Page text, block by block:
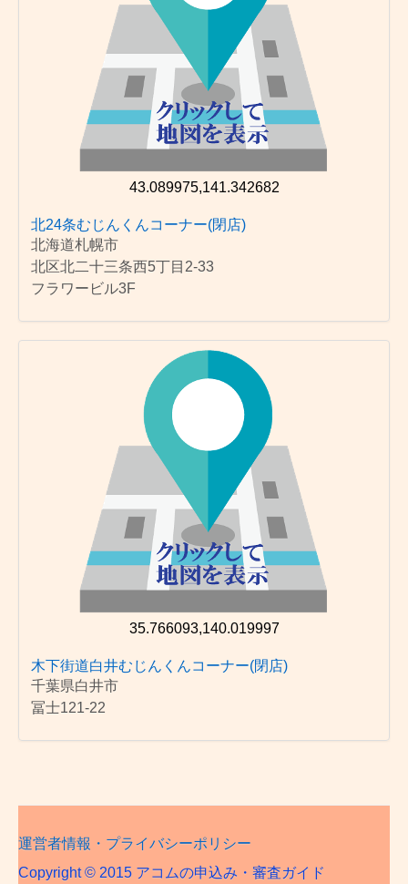
43.089975,141.342682
北24条むじんくんコーナー(閉店)
北海道札幌市
北区北二十三条西5丁目2-33
フラワービル3F
35.766093,140.019997
木下街道白井むじんくんコーナー(閉店)
千葉県白井市
冨士121-22
運営者情報・プライバシーポリシー
Copyright © 2015 アコムの申込み・審査ガイド